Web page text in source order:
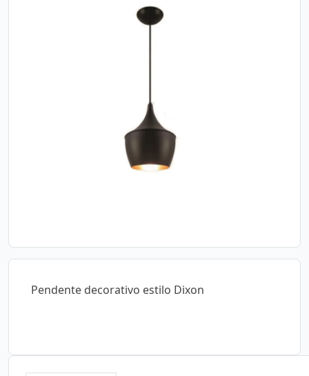
Pendente decorativo estilo Dixon